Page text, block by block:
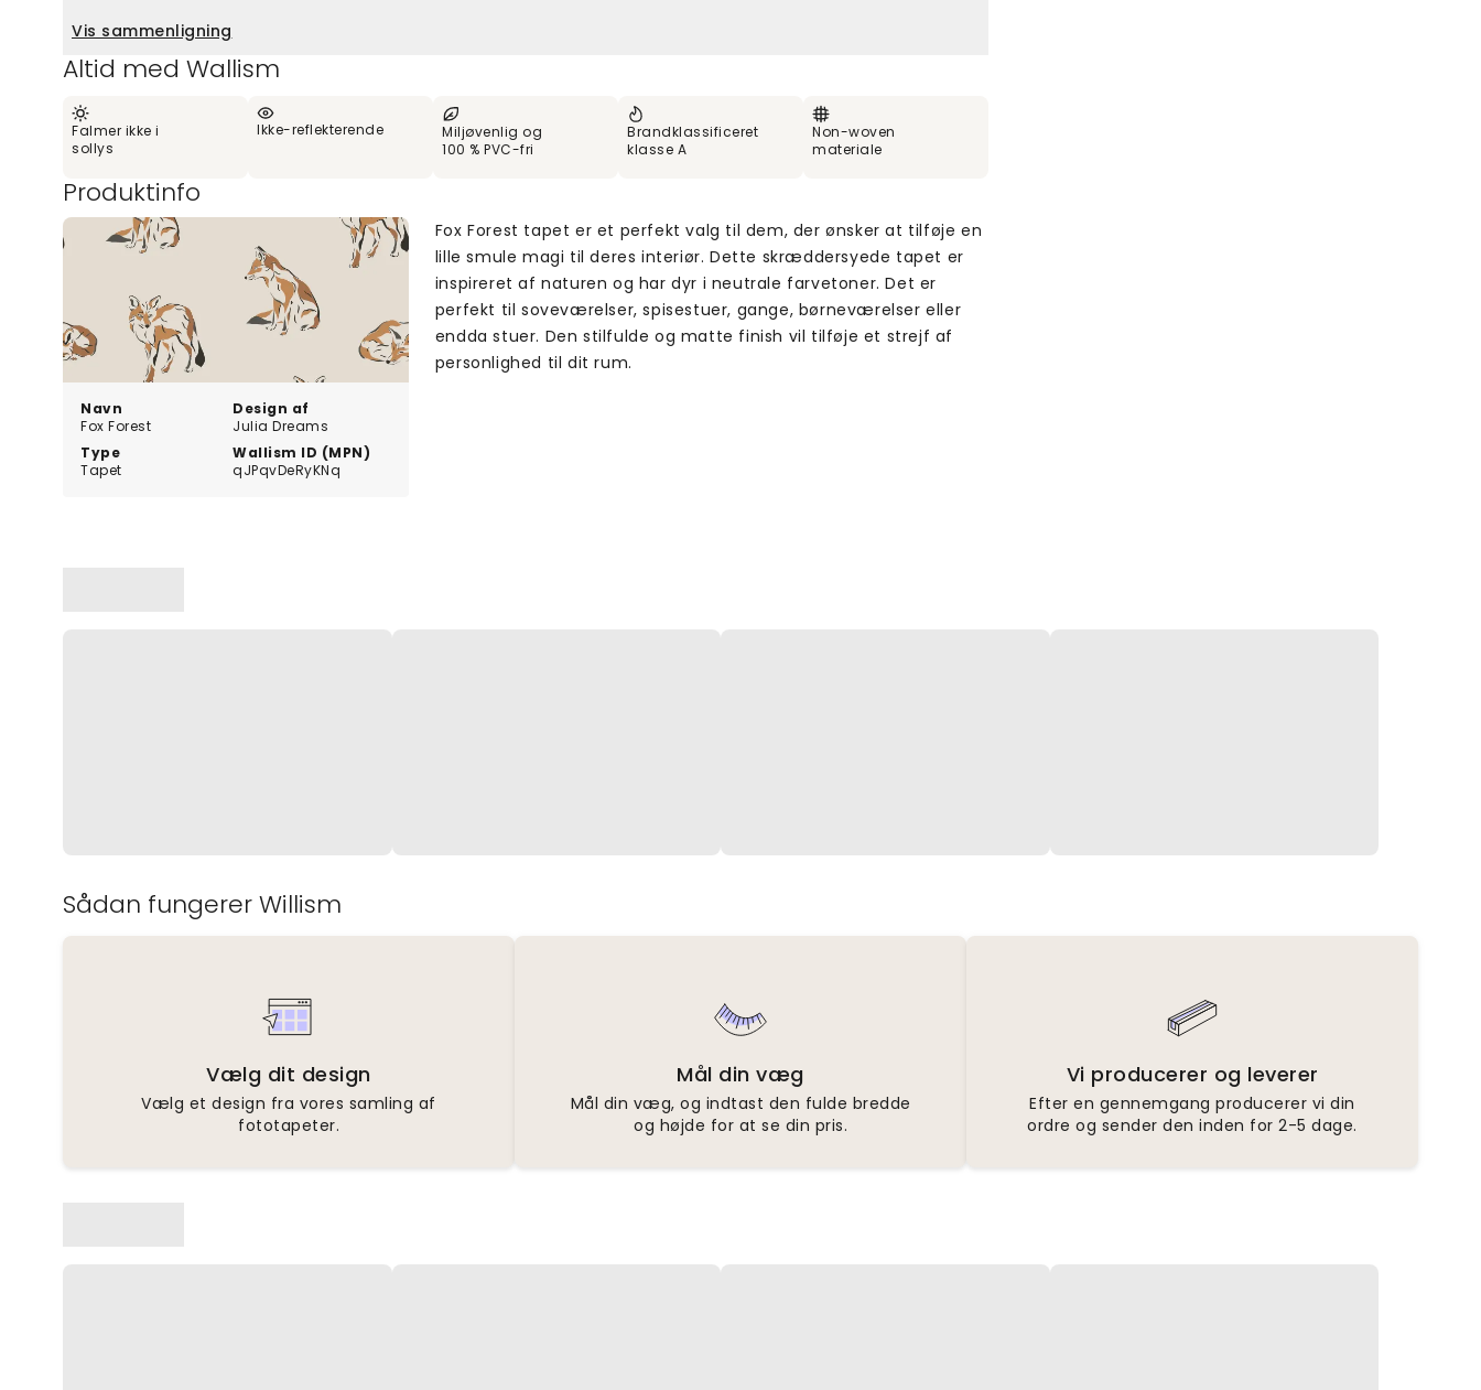
Vis sammenligning
Altid med Wallism
Falmer ikke i
sollys
Ikke-reflekterende
Miljøvenlig og
100 % PVC-fri
Brandklassificeret
klasse A
Non-woven
materiale
Produktinfo
Navn
Fox Forest
Design af
Julia Dreams
Type
Tapet
Wallism ID (MPN)
qJPqvDeRyKNq
Fox Forest tapet er et perfekt valg til dem, der ønsker at tilføje en
lille smule magi til deres interiør. Dette skræddersyede tapet er
inspireret af naturen og har dyr i neutrale farvetoner. Det er
perfekt til soveværelser, spisestuer, gange, børneværelser eller
endda stuer. Den stilfulde og matte finish vil tilføje et strejf af
personlighed til dit rum.
Sådan fungerer Willism
Vælg dit design
Vælg et design fra vores samling af
fototapeter.
Mål din væg
Mål din væg, og indtast den fulde bredde
og højde for at se din pris.
Vi producerer og leverer
Efter en gennemgang producerer vi din
ordre og sender den inden for 2-5 dage.